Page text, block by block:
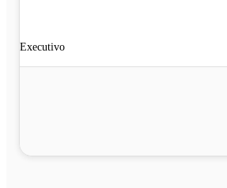
Executivo